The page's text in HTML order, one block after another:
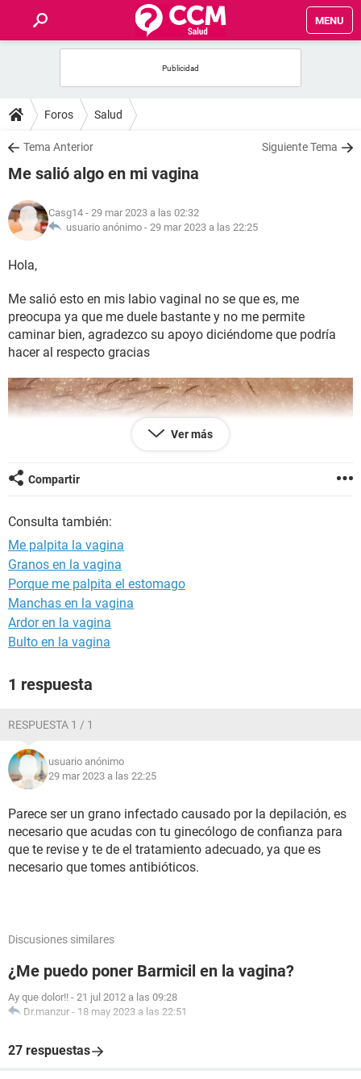
MENU
FOROS
SALUD
NUTRICIÓN
BIENESTAR
GLOSARIO
Foros Salud
Tema Anterior Siguiente Tema
Me salió algo en mi vagina
Casg14 - 29 mar 2023 a las 02:32
usuario anónimo - 29 mar 2023 a las 22:25
Hola,
Me salió esto en mis labio vaginal no se que es, me
preocupa ya que me duele bastante y no me permite
caminar bien, agradezco su apoyo diciéndome que podría
hacer al respecto gracias
Ver más
Compartir
Consulta también:
Me palpita la vagina
Granos en la vagina
Porque me palpita el estomago
Manchas en la vagina
Ardor en la vagina
Bulto en la vagina
1 respuesta
RESPUESTA 1 / 1
usuario anónimo
29 mar 2023 a las 22:25
Parece ser un grano infectado causado por la depilación, es
necesario que acudas con tu ginecólogo de confianza para
que te revise y te de el tratamiento adecuado, ya que es
necesario que tomes antibióticos.
Discusiones similares
¿Me puedo poner Barmicil en la vagina?
Ay que dolor!! - 21 jul 2012 a las 09:28
Dr.manzur - 18 may 2023 a las 22:51
27 respuestas